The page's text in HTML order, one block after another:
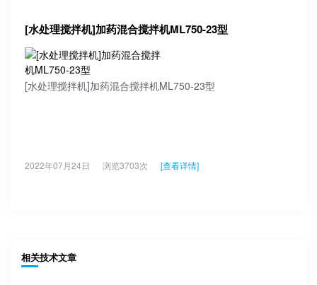
[水处理搅拌机]加药混合搅拌机ML750-23型
[水处理搅拌机]加药混合搅拌机ML750-23型
2022年07月24日 浏览3703次 [查看详情]
相关技术文章